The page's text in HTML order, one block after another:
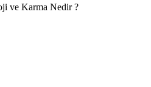
ve Karma Nedir ?